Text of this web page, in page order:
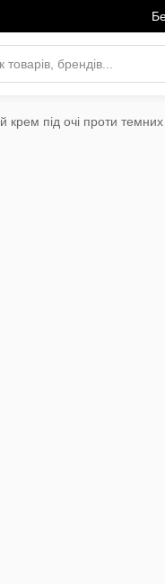
крем під очі проти